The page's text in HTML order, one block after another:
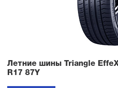
Летние шины Triangle
R17 87Y